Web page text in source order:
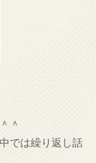
＾
では繰り返し話